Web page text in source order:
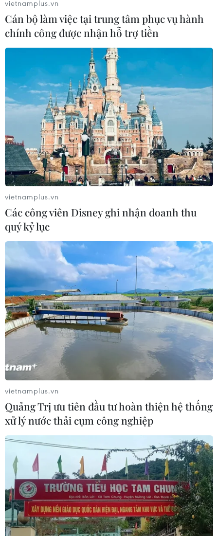
#Bà Rịa-Vũng Tàu
#Võ sỹ
#Kickboxing Max Fighting Championship 26
#Triệu Thị Phương Thủy
Bà Rịa - Vũng Tàu
Tp. Hồ Chí Minh
Theo dõi VietnamPlus
TIN LIÊN QUAN
ASIAD 2023: Võ sỹ Jujitsu Phùng Thị Huệ
giành huy chương Đồng
vietnamplus.vn
Cán bộ làm việc tại trung tâm phục vụ hành
chính công được nhận hỗ trợ tiền
vietnamplus.vn
Các công viên Disney ghi nhận doanh thu
quý kỷ lục
vietnamplus.vn
Quảng Trị ưu tiên đầu tư hoàn thiện hệ thống
xử lý nước thải cụm công nghiệp